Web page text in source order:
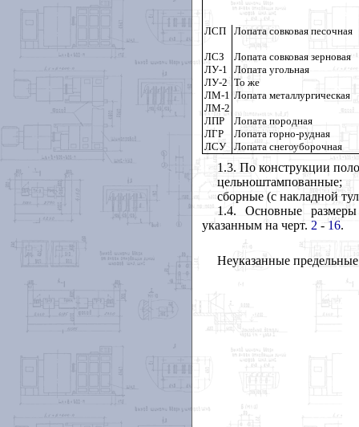
ЛСП Лопата совковая песочная
ЛСЗ
Лопата совковая зерновая
ЛУ-1 Лопата угольная
ЛУ-2 То же
ЛМ-1 Лопата металлургическая
ЛМ-2
ЛПР
Лопата породная
ЛГР
Лопата горно-рудная
ЛСУ
Лопата снегоуборочная
1.3. По конструкции
цельноштампованные;
сборные (с накладной
1.4. Основные
указанным на черт. 2 -16.
Неуказанные